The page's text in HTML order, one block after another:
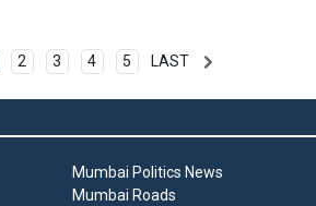
2 3 4 5 LAST
Mumbai Politics News
Mumbai Roads